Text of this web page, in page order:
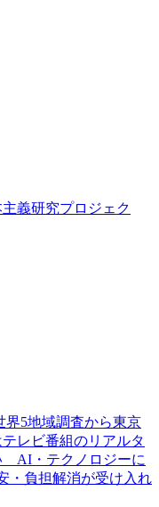
義研究プロジェク
界5地域調査から東京
レビ番組のリアルタ
AI・テクノロジーに
・負担解消が受け入れ